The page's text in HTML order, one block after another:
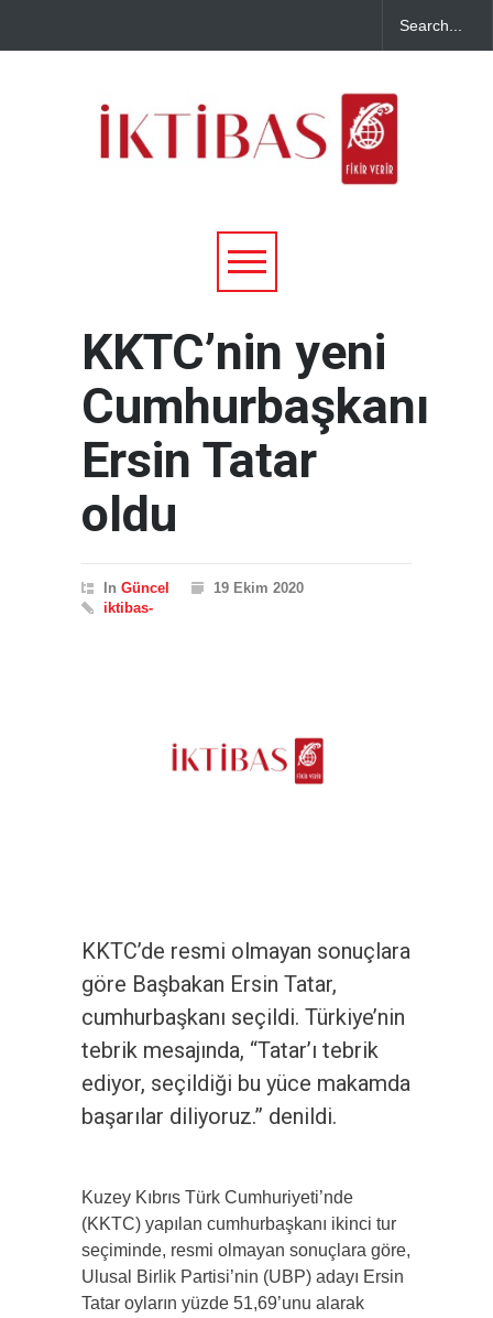
KKTC’nin yeni
Cumhurbaşkanı
Ersin Tatar
oldu
In Güncel
19 Ekim 2020
iktibas-
KKTC’de resmi olmayan sonuçlara
göre Başbakan Ersin Tatar,
cumhurbaşkanı seçildi. Türkiye’nin
tebrik mesajında, “Tatar’ı tebrik
ediyor, seçildiği bu yüce makamda
başarılar diliyoruz.” denildi.
Kuzey Kıbrıs Türk Cumhuriyeti’nde
(KKTC) yapılan cumhurbaşkanı ikinci tur
seçiminde, resmi olmayan sonuçlara göre,
Ulusal Birlik Partisi’nin (UBP) adayı Ersin
Tatar oyların yüzde 51,69’unu alarak